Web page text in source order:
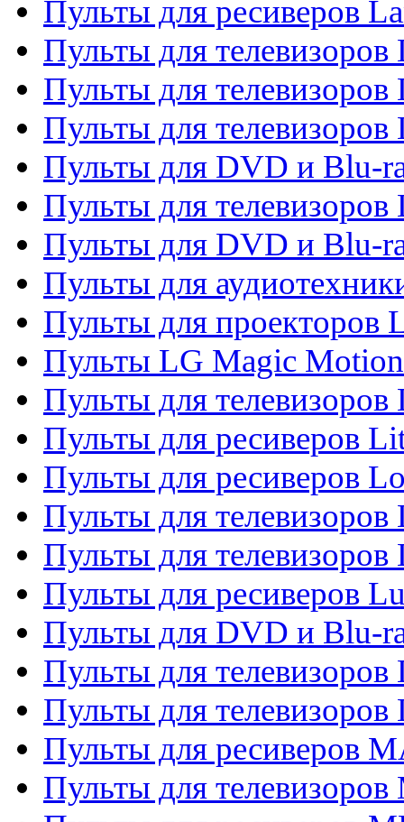
Пульты для ресиверов
Пульты для телевизоров
Пульты для телевизоров
Пульты для телевизоров
Пульты для DVD и Blu-
Пульты для телевизоров
Пульты для DVD и Blu-
Пульты для
Пульты для проекторов
Пульты LG Magic Motion
Пульты для
Пульты для ресиверов
Пульты для ресиверов
Пульты для телевизоров
Пульты для
Пульты для ресиверов
Пульты для DVD и Blu-
Пульты для телевизоров
Пульты для телевизоров
Пульты для ресиверов
Пульты для телевизоров